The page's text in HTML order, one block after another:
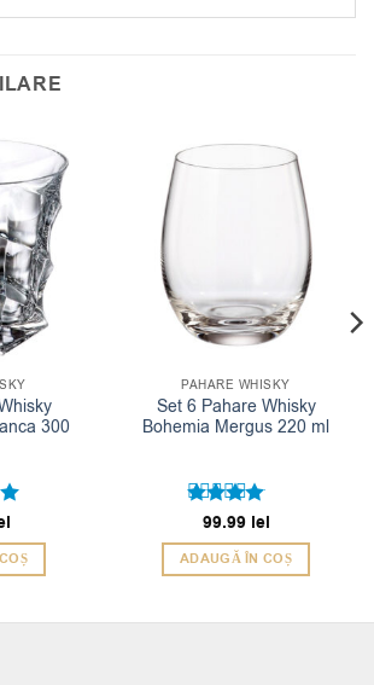
300
PAHARE WHISKY
Set 6 Pahare Whisky
Bohemia Mergus 220 ml
Evaluat
la4din
5
99.99 lei
ADAUGĂ ÎN COȘ